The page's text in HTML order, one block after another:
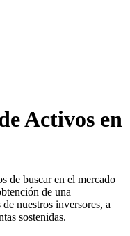
Activos en
de buscar en el mercado
de una
nuestros inversores, a
sostenidas.